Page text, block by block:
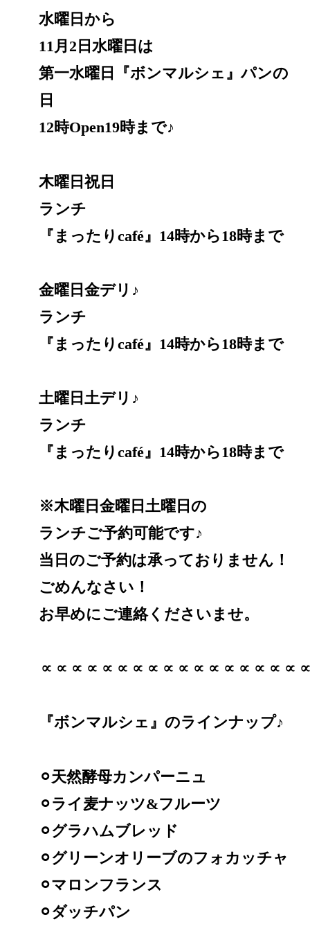
水曜日から
11月2日水曜日は
第一水曜日『ボンマルシェ』パンの
日
12時Open19時まで♪
木曜日祝日
ランチ
『まったりcafé』14時から18時まで
金曜日金デリ♪
ランチ
『まったりcafé』14時から18時まで
土曜日土デリ♪
ランチ
『まったりcafé』14時から18時まで
※木曜日金曜日土曜日の
ランチご予約可能です♪
当日のご予約は承っておりません！
ごめんなさい！
お早めにご連絡くださいませ。
『ボンマルシェ』のラインナップ♪
⚪︎天然酵母カンパーニュ
⚪︎ライ麦ナッツ&フルーツ
⚪︎グラハムブレッド
⚪︎グリーンオリーブのフォカッチャ
⚪︎マロンフランス
⚪︎ダッチパン